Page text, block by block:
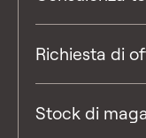
Richiesta di
Stock di